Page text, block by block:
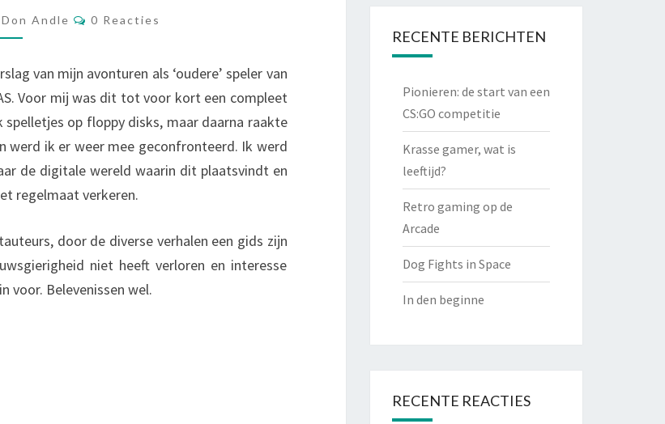
VOOR
OUDERE
GAMER
Don Andle Reacties
0 Reacties
van mijn avonturen als ‘oudere’ speler van
Voor mij was dit tot voor kort een compleet
op floppy disks, maar daarna raakte
werd ik er weer mee geconfronteerd. Ik werd
de digitale wereld waarin dit plaatsvindt en
regelmaat verkeren.
door de diverse verhalen een gids zijn
niet heeft verloren en interesse
voor. Belevenissen wel.
RECENTE BERICHTEN
Pionieren: de start van een
CS:GO competitie
Krasse gamer, wat is
leeftijd?
Retro gaming op de
Arcade
Dog Fights in Space
In den beginne
RECENTE REACTIES